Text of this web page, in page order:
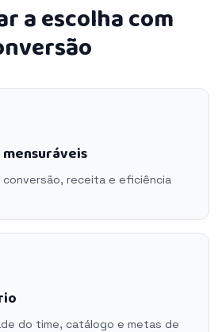
a escolha com
conversão, receita e eficiência
do time, catálogo e metas de